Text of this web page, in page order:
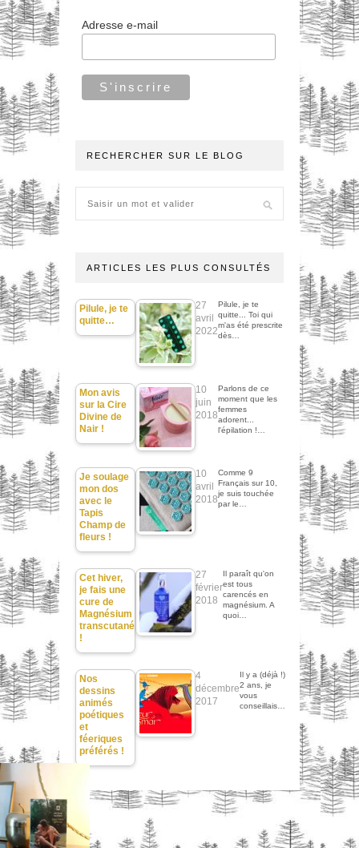
Adresse e-mail
RECHERCHER SUR LE BLOG
ARTICLES LES PLUS CONSULTÉS
Pilule, je te
quitte…
27
avril
2022
Pilule, je te
quitte... Toi qui
m'as été prescrite
dès…
Mon avis
sur la Cire
Divine de
Nair !
10
juin
2018
Parlons de ce
moment que les
femmes
adorent...
l'épilation !…
Je soulage
mon dos
avec le
Tapis
Champ de
fleurs !
10
avril
2018
Comme 9
Français sur 10,
je suis touchée
par le…
Cet hiver,
je fais une
cure de
Magnésium
transcutané
!
27
février
2018
Il paraît qu'on
est tous
carencés en
magnésium. A
quoi…
Nos
dessins
animés
poétiques
et
féeriques
préférés !
4
décembre
2017
Il y a (déjà !)
2 ans, je
vous
conseillais…